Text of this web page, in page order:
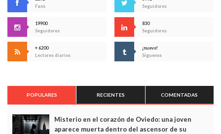
Fans
Seguidores
19900
Seguidores
830
Seguidores
+ 6200
Lectores diarios
¡nuevo!
Síguenos
POPULARES RECIENTES COMENTADAS
Misterio en el corazón de Oviedo: una joven
aparece muerta dentro del ascensor de su